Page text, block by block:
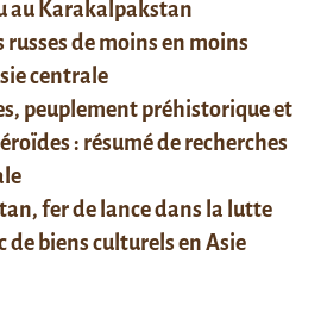
au Karakalpakstan
russes de moins en moins
centrale
peuplement préhistorique et
: résumé de recherches
fer de lance dans la lutte
biens culturels en Asie